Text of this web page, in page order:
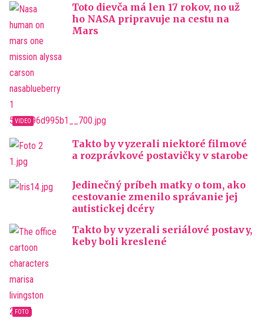
Toto dievča má len 17 rokov, no už
ho NASA pripravuje na cestu na
Mars
Takto by vyzerali niektoré filmové
a rozprávkové postavičky v starobe
Jedinečný príbeh matky o tom, ako
cestovanie zmenilo správanie jej
autistickej dcéry
Takto by vyzerali seriálové postavy,
keby boli kreslené